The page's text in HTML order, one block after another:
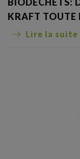
KRAFT TOUTE
Lire la suite